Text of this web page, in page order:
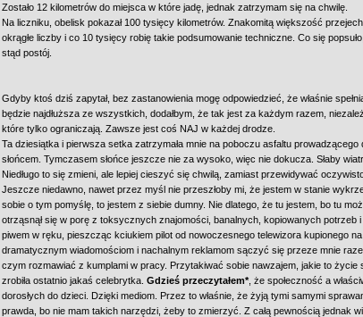
Zostało 12 kilometrów do miejsca w które jadę, jednak zatrzymam się na chwilę.
Na liczniku, obelisk pokazał 100 tysięcy kilometrów. Znakomitą większość
okrągłe liczby i co 10 tysięcy robię takie podsumowanie techniczne. Co się
stąd postój.
Gdyby ktoś dziś zapytał, bez zastanowienia mogę odpowiedzieć, że właśnie
będzie najdłuższa ze wszystkich, dodałbym, że tak jest za każdym razem,
które tylko ograniczają. Zawsze jest coś NAJ w każdej drodze.
Ta dziesiątka i pierwsza setka zatrzymała mnie na poboczu asfaltu
słońcem. Tymczasem słońce jeszcze nie za wysoko, więc nie dokucza. Słaby
Niedługo to się zmieni, ale lepiej cieszyć się chwilą, zamiast przewidywać
Jeszcze niedawno, nawet przez myśl nie przeszłoby mi, że jestem w stanie
sobie o tym pomyślę, to jestem z siebie dumny. Nie dlatego, że tu jestem, bo tu
otrząsnął się w porę z toksycznych znajomości, banalnych, kopiowanych potrzeb
piwem w ręku, pieszcząc kciukiem pilot od nowoczesnego telewizora kupionego
dramatycznym wiadomościom i nachalnym reklamom sączyć się przeze mnie
czym rozmawiać z kumplami w pracy. Przytakiwać sobie nawzajem, jakie to życie
zrobiła ostatnio jakaś celebrytka. Gdzieś przeczytałem*, że społeczność a
dorosłych do dzieci. Dzięki mediom. Przez to właśnie, że żyją tymi samymi
prawda, bo nie mam takich narzędzi, żeby to zmierzyć. Z całą pewnością jednak